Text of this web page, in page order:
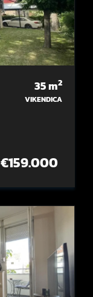
35m2
VIKENDICA
€159.000